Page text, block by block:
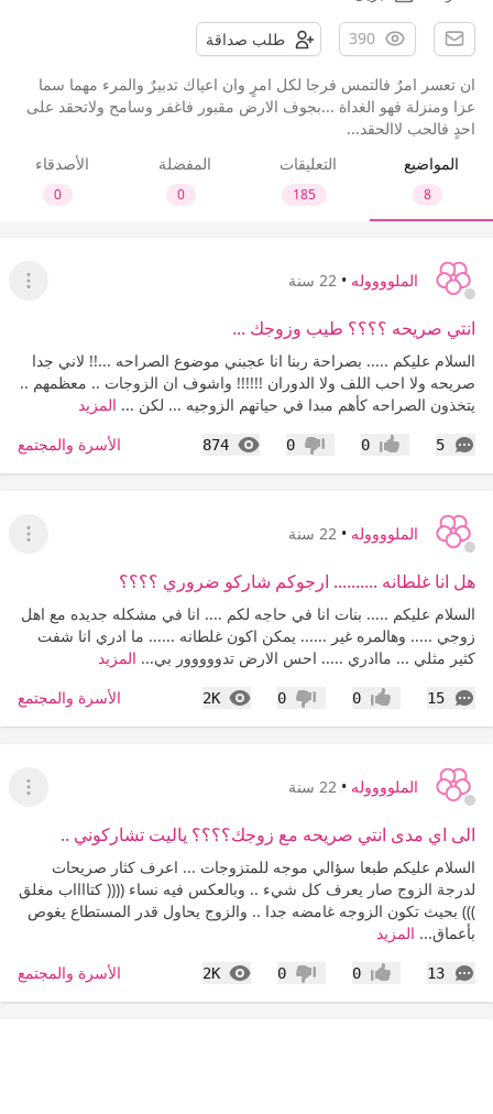
390 طلب صداقة
ان تعسر امرٌ فالتمس فرجا لكل امرٍ وان اعياك تدبيرٌ والمرء مهما سما
عزا ومنزلة فهو الغداة ...بجوف الارض مقبور فاغفر وسامح ولاتحقد على
احدٍ فالحب لاالحقد...
المواضيع
8
التعليقات
185
المفضلة
0
الأصدقاء
0
الملووووله • 22 سنة
عرض
انتي صريحه ؟؟؟؟ طيب وزوجك ...
السلام عليكم ..... بصراحة ربنا انا عجبني موضوع الصراحه ...!! لاني جدا
صريحه ولا احب اللف ولا الدوران !!!!!! واشوف ان الزوجات .. معظمهم ..
يتخذون الصراحه كأهم مبدا في حياتهم الزوجيه ... لكن ... المزيد
5
التعليقات إعجاب0 عدم إعجاب
0
874
المشاهدات الأسرة والمجتمع
الملووووله • 22 سنة
عرض
هل انا غلطانه .......... ارجوكم شاركو ضروري ؟؟؟؟
السلام عليكم ..... بنات انا في حاجه لكم .... انا في مشكله جديده مع اهل
زوجي ..... وهالمره غير ...... يمكن اكون غلطانه ...... ما ادري انا شفت
كثير مثلي ... ماادري ..... احس الارض تدووووور بي... المزيد
15
التعليقات إعجاب0 عدم إعجاب
0
2K
المشاهدات الأسرة والمجتمع
الملووووله • 22 سنة
عرض
الى اي مدى انتي صريحه مع زوجك؟؟؟؟ ياليت تشاركوني ..
السلام عليكم طبعا سؤالي موجه للمتزوجات ... اعرف كثار صريحات
لدرجة الزوج صار يعرف كل شيء .. وبالعكس فيه نساء (((( كتااااب مغلق
))) بحيث تكون الزوجه غامضه جدا .. والزوج يحاول قدر المستطاع يغوص
بأعماق... المزيد
13
التعليقات إعجاب0 عدم إعجاب
0
2K
المشاهدات الأسرة والمجتمع